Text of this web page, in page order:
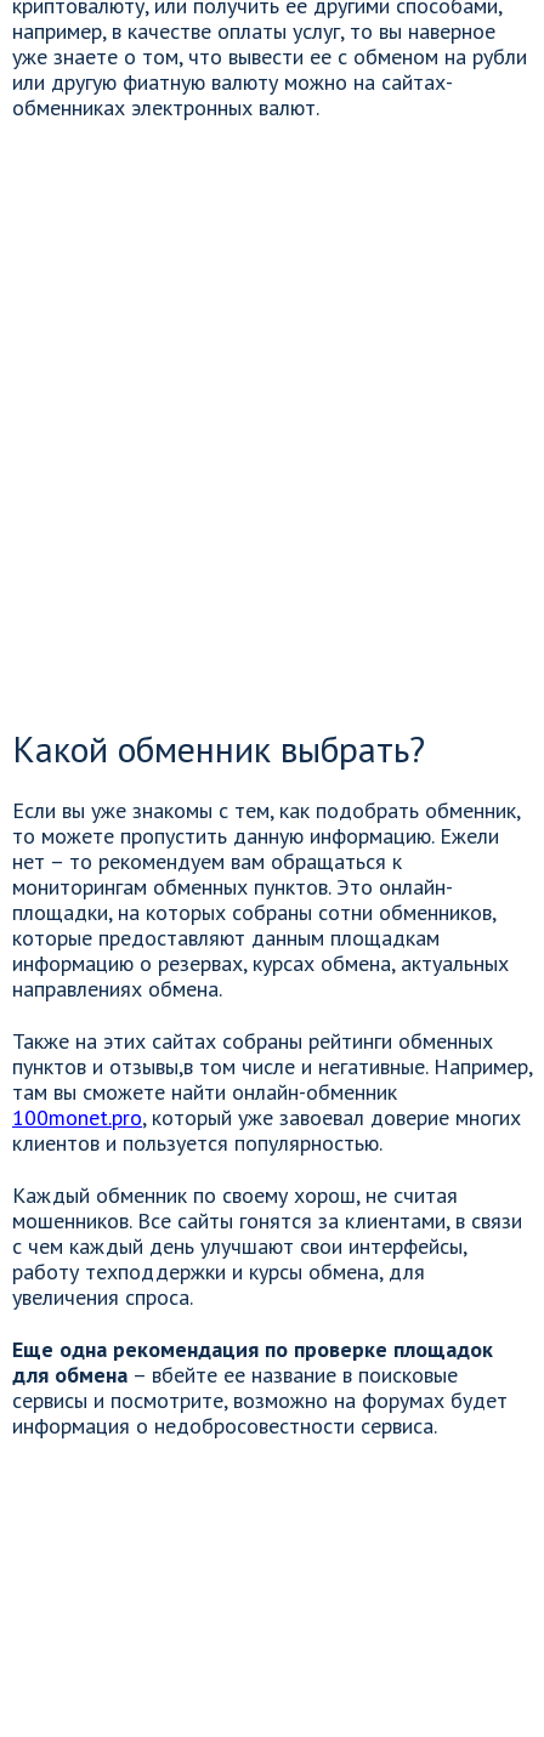
например, в качестве оплаты услуг, то вы наверное
уже знаете о том, что вывести ее с обменом на рубли
или другую фиатную валюту можно на сайтах-
обменниках электронных валют.
Какой обменник выбрать?
Если вы уже знакомы с тем, как подобрать обменник,
то можете пропустить данную информацию. Ежели
нет – то рекомендуем вам обращаться к
мониторингам обменных пунктов. Это онлайн-
площадки, на которых собраны сотни обменников,
которые предоставляют данным площадкам
информацию о резервах, курсах обмена, актуальных
направлениях обмена.
Также на этих сайтах собраны рейтинги обменных
пунктов и отзывы,в том числе и негативные. Например,
там вы сможете найти онлайн-обменник
100monet.pro, который уже завоевал доверие многих
клиентов и пользуется популярностью.
Каждый обменник по своему хорош, не считая
мошенников. Все сайты гонятся за клиентами, в связи
с чем каждый день улучшают свои интерфейсы,
работу техподдержки и курсы обмена, для
увеличения спроса.
Еще одна рекомендация по проверке площадок
для обмена – вбейте ее название в поисковые
сервисы и посмотрите, возможно на форумах будет
информация о недобросовестности сервиса.